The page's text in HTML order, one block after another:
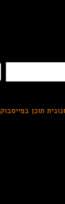
תוכן בפייסבוק